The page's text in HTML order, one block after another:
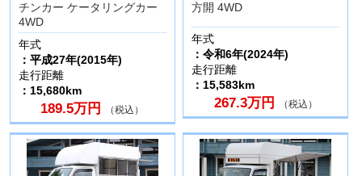
チンカー ケータリングカー
4WD
年式
：平成27年(2015年)
走行距離
：15,680km
189.5万円 （税込）
方開 4WD
年式
：令和6年(2024年)
走行距離
：15,583km
267.3万円 （税込）